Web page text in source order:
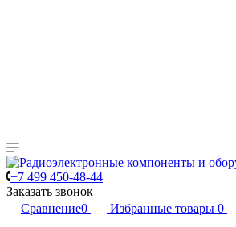
+7 499 450-48-44
Заказать звонок
Сравнение0 Избранные товары 0